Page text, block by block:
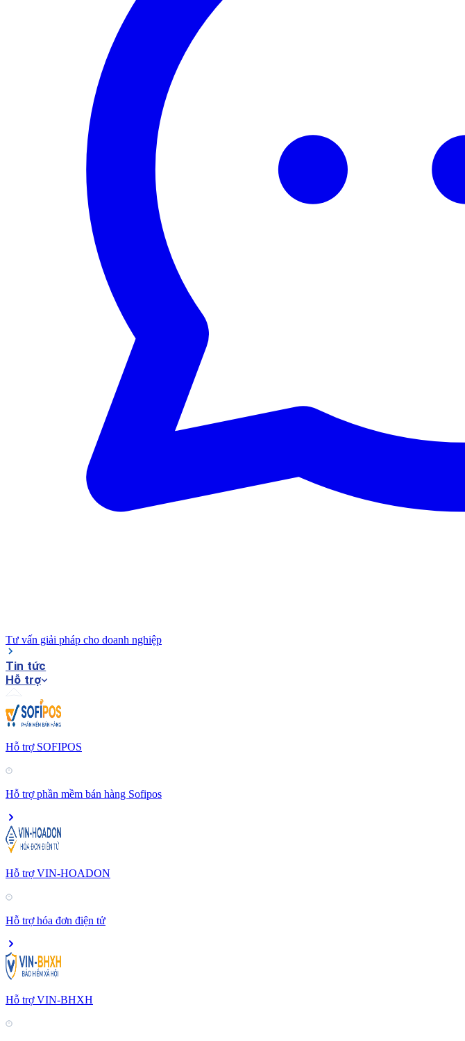
Tư vấn giải pháp cho doanh nghiệp
Tin tức
Hỗ trợ
Hỗ trợ SOFIPOS
Hỗ trợ phần mềm bán hàng Sofipos
Hỗ trợ VIN-HOADON
Hỗ trợ hóa đơn điện tử
Hỗ trợ VIN-BHXH